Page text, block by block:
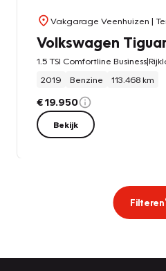
Vakgarage Veenhuizen |
Volkswagen
2019
Benzine 113.468 km
€ 19.950
Bekijk
Filteren